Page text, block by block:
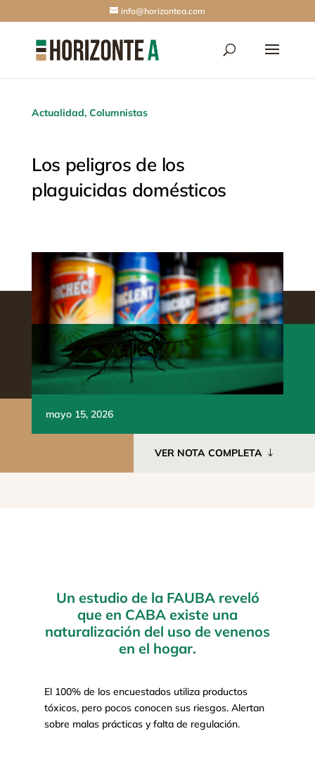
info@horizontea.com
Actualidad, Columnistas
Los peligros de los
plaguicidas domésticos
mayo 15, 2026
VER NOTA COMPLETA
Un estudio de la FAUBA reveló
que en CABA existe una
naturalización del uso de venenos
en el hogar.
El 100% de los encuestados utiliza productos
tóxicos, pero pocos conocen sus riesgos. Alertan
sobre malas prácticas y falta de regulación.